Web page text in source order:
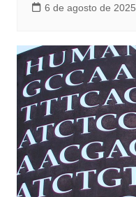
6 de agosto de 2025